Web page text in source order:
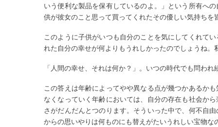
いう便利な製品を保有しているのよ。」という所有へ
供が彼女のこと思って買ってくれたその優しい気持ちを
このように子供がいつも自分のことを気にしてくれて
れた自分の幸せが何よりもうれしかったのでしょうね。
「人間の幸せ、それは何か？」。いつの時代でも問われ
この答えは年齢によってやや異なる点が幾つかあるか
なくなっていく年齢においては、自分の存在も社会か
さがだんだんとつのります。そういった中で、何不自
からの思いやりは何ものにも替えがたいうれしい宝物な